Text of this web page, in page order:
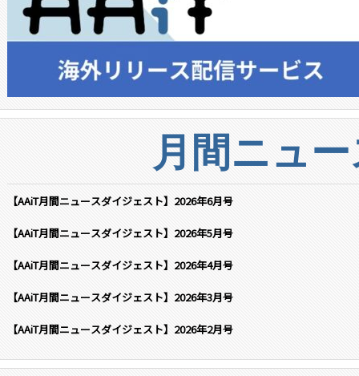
月間ニュ
【AAiT月間ニュースダイジェスト】2026年6月号
【AAiT月間ニュースダイジェスト】2026年5月号
【AAiT月間ニュースダイジェスト】2026年4月号
【AAiT月間ニュースダイジェスト】2026年3月号
【AAiT月間ニュースダイジェスト】2026年2月号